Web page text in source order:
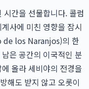
간을 선물합니다. 콜럼
사에 미친 영향을 잠시
de los Naranjos)의 한
은 공간의 이국적인 분
올라 세비야의 전경을
해도 받지 않고 오롯이